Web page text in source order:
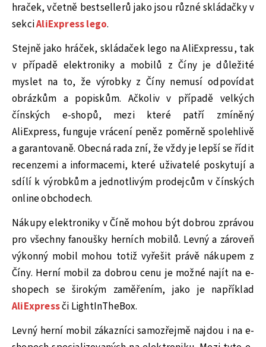
hraček, včetně bestsellerů jako jsou různé skládačky v
sekciAliExpress lego.
Stejně jako hráček, skládaček lego na AliExpressu, tak
v případě elektroniky a mobilů z Číny je důležité
myslet na to, že výrobky z Číny nemusí odpovídat
obrázkům a popiskům. Ačkoliv v případě velkých
čínských e-shopů, mezi které patří zmíněný
AliExpress, funguje vrácení peněz poměrně spolehlivě
a garantovaně. Obecná rada zní, že vždy je lepší se řídit
recenzemi a informacemi, které uživatelé poskytují a
sdílí k výrobkům a jednotlivým prodejcům v čínských
online obchodech.
Nákupy elektroniky v Číně mohou být dobrou zprávou
pro všechny fanoušky herních mobilů. Levný a zároveň
výkonný mobil mohou totiž vyřešit právě nákupem z
Číny. Herní mobil za dobrou cenu je možné najít na e-
shopech se širokým zaměřením, jako je například
AliExpressči LightInTheBox.
Levný herní mobil zákazníci samozřejmě najdou i na e-